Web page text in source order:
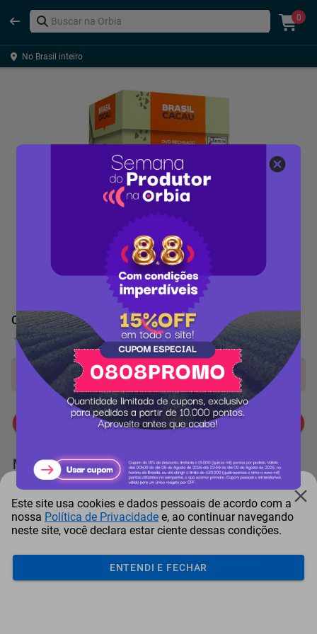
0
No Brasil inteiro
Ovo de Páscoa Brasil Cacau Recheado Pistache 370g
0 Avaliação
Produto indisponível!
Me avise quando chegar
Mais Resgatados
Antena Starlink Mini De
Smart Tv Led Samsung 43"
Este site usa cookies e dados pessoais de acordo com a
nossa Política de Privacidade e, ao continuar navegando
neste site, você declara estar ciente dessas condições.
ENTENDI E FECHAR